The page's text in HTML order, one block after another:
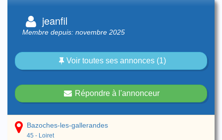
jeanfil
Membre depuis: novembre 2025
Voir toutes ses annonces (1)
Répondre à l'annonceur
Bazoches-les-gallerandes
45 - Loiret